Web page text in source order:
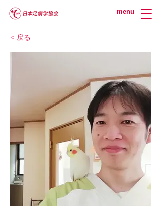
menu
< 戻る